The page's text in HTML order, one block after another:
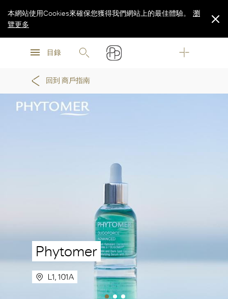
瀏
目錄
本網站使用Cookies來確保您獲得我們網站上的最佳體驗。
瀏
覽更多
回到 商戶指南
Phytomer
L1, 101A